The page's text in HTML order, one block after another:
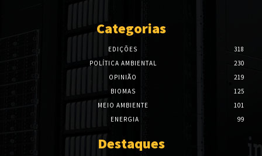
Categorias
EDIÇÕES
318
POLÍTICA AMBIENTAL
230
OPINIÃO
219
BIOMAS
125
MEIO AMBIENTE
101
ENERGIA
99
Destaques